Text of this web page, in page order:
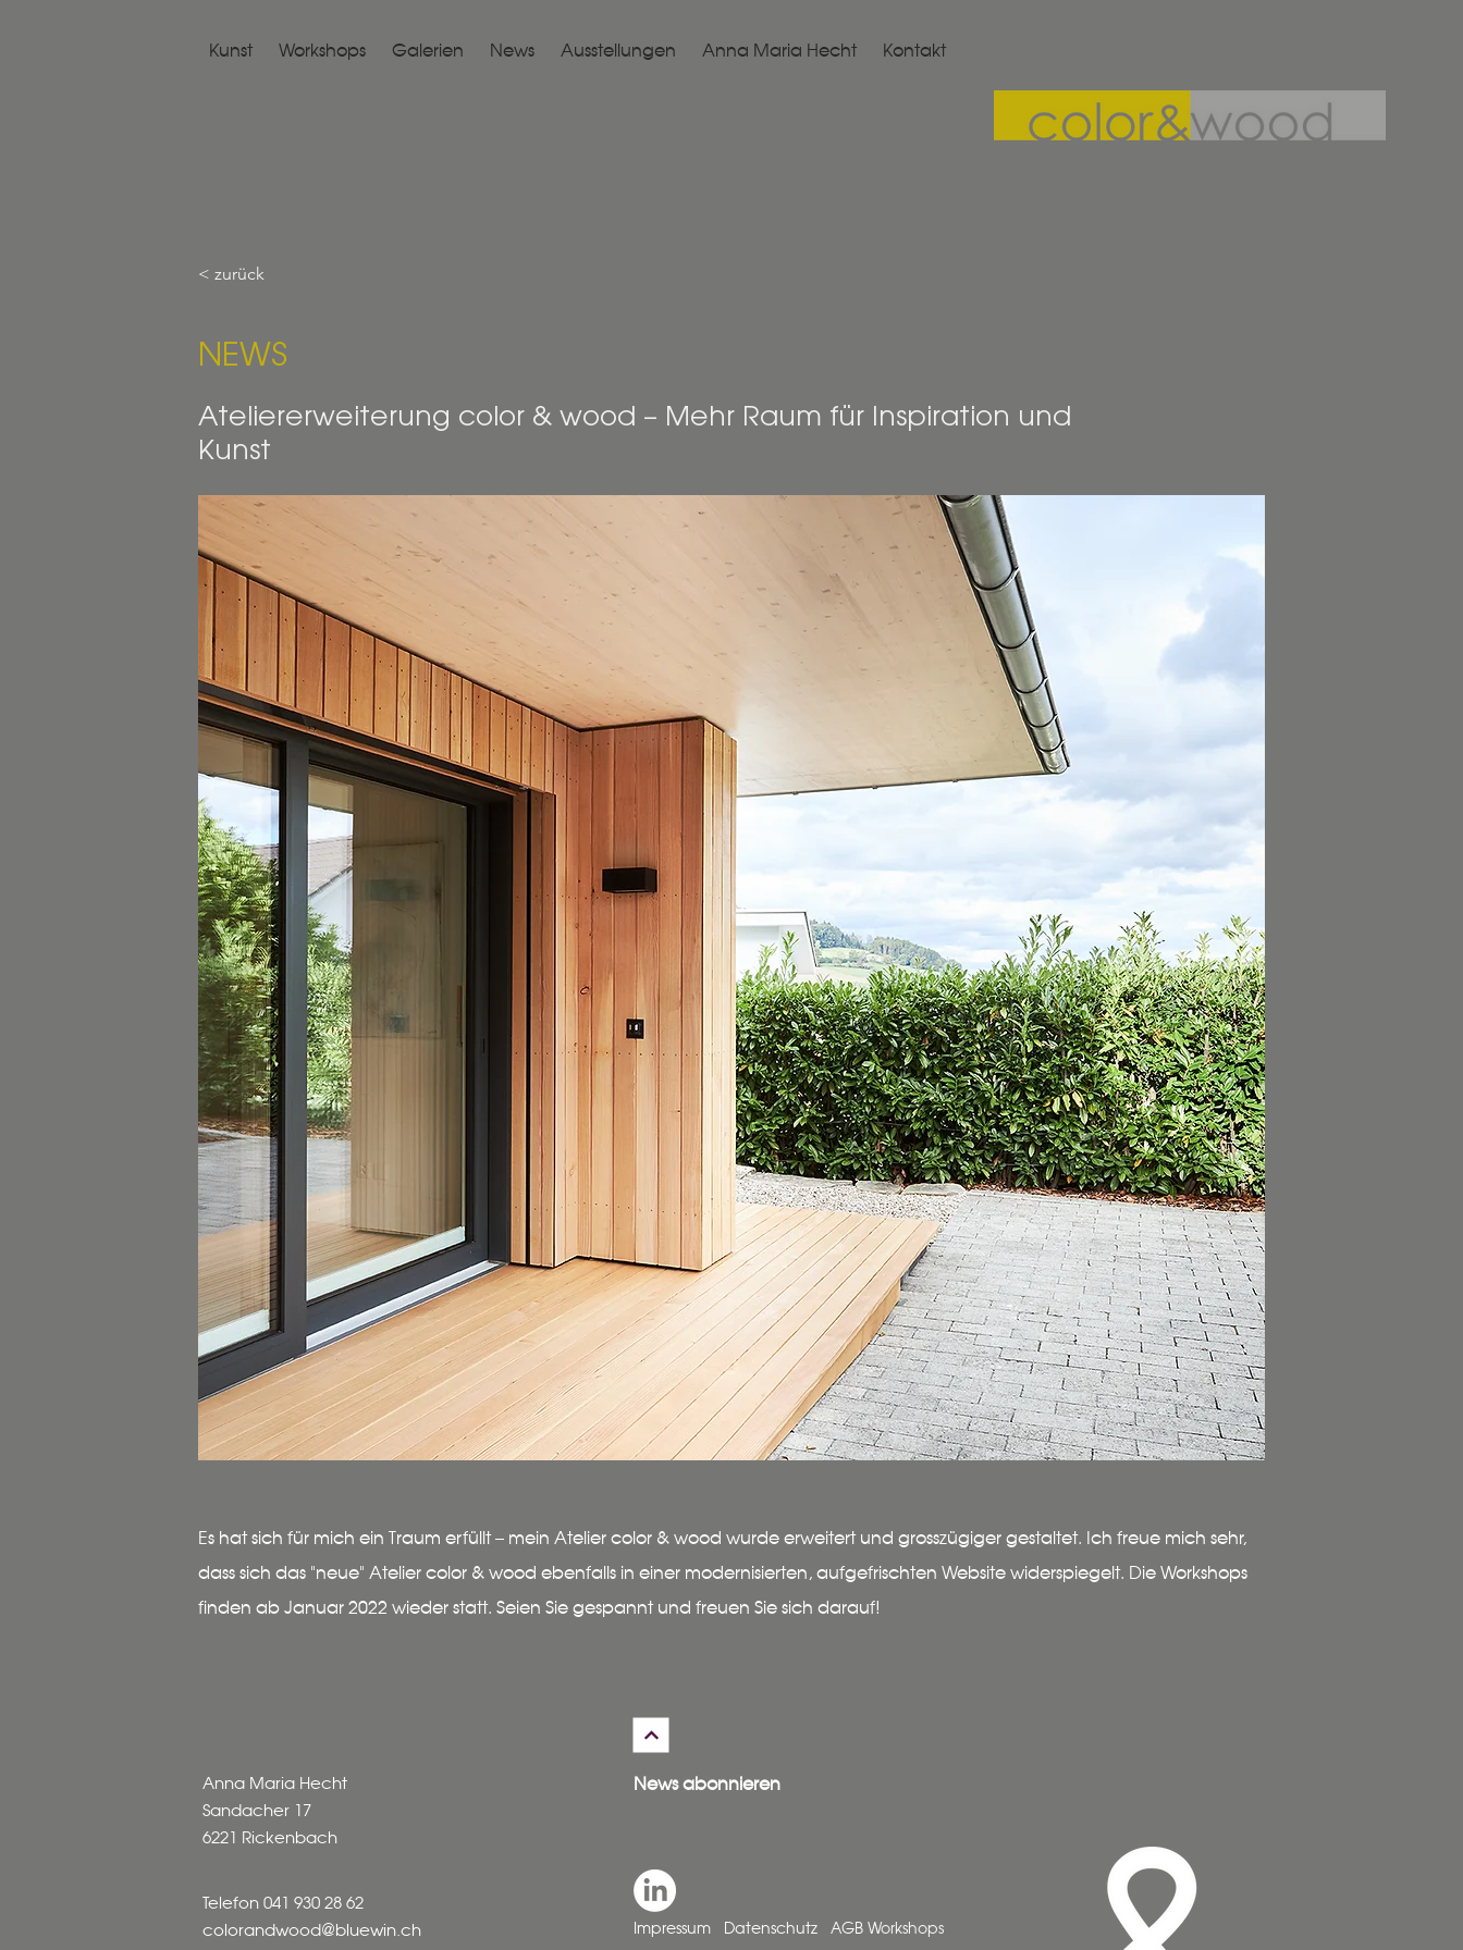
Kunst Workshops Galerien News Ausstellungen Anna Maria Hecht Kontakt
< zurück
NEWS
Ateliererweiterung color & wood – Mehr Raum für Inspiration und
Kunst
Es hat sich für mich ein Traum erfüllt – mein Atelier color & wood wurde erweitert und grosszügiger gestaltet. Ich freue mich sehr,
dass sich das "neue" Atelier color & wood ebenfalls in einer modernisierten, aufgefrischten Website widerspiegelt. Die Workshops
finden ab Januar 2022 wieder statt. Seien Sie gespannt und freuen Sie sich darauf!
Anna Maria Hecht
Sandacher 17
6221 Rickenbach
Telefon 041 930 28 62
colorandwood@bluewin.ch
News abonnieren
Impressum Datenschutz AGB Workshops